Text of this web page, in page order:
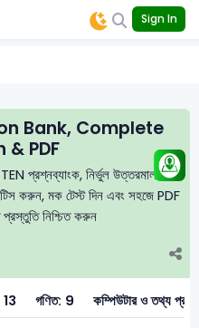
Sign In
Bank, Complete
& PDF
প্রশ্নব্যাংক, নির্ভুল উত্তরমালা এবং
করুন, মক টেস্ট দিন এবং সহজে PDF
নিশ্চিত করুন
গণিত: 9 কম্পিউটার ও তথ্য